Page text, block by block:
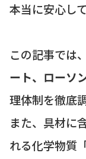
本当に安心し
この記事では、
ート、ローソ
理体制を徹底
また、具材に
れる化学物質